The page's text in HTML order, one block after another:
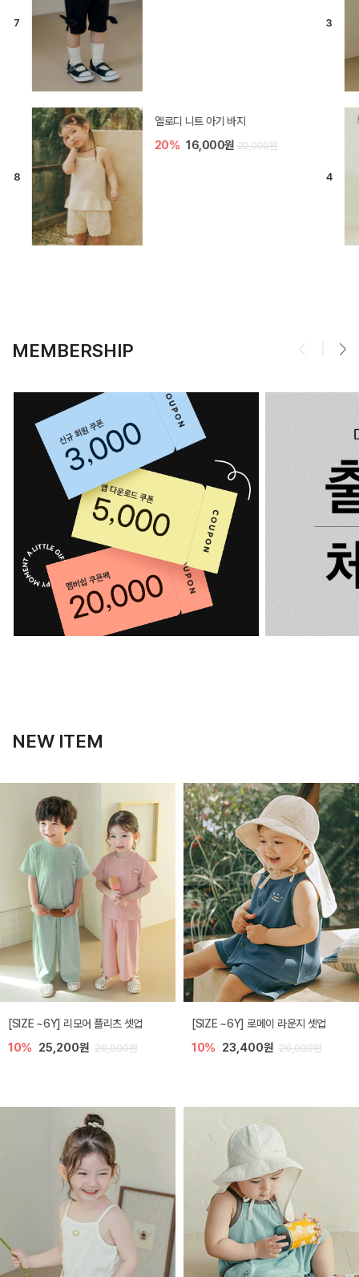
[SIZE ~6Y] 블룸 플리츠 쓰리피스
셋업
MEMBERSHIP
NEW ITEM
[SIZE ~6Y] 리모어 플리츠 셋업
10% 25,200원 28,000원
[SIZE ~6Y] 로메이 라운지 셋업
10% 23,400원 26,000원